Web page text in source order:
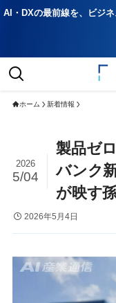
AI・DXの最前線を、ビジ
ホーム 新着情報
製品ゼ
バンク
が映す
2026
5/04
2026年5月4日